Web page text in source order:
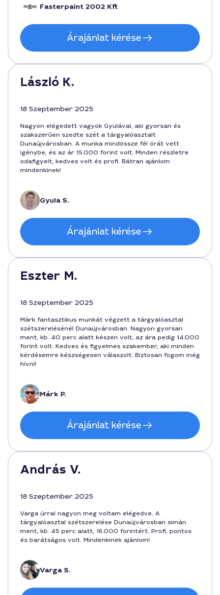
Fasterpaint 2002 Kft
Árajánlat kérése
László K.
18 Szeptember 2025
Nagyon elégedett vagyok Gyulával, aki gyorsan és
szakszerűen szedte szét a tárgyalóasztalt
Dunaújvárosban. A munka mindössze fél órát vett
igénybe, és az ár 15.000 forint volt. Minden részletre
odafigyelt, kedves volt és profi. Bátran ajánlom
mindenkinek!
Gyula S.
Árajánlat kérése
Eszter M.
18 Szeptember 2025
Márk fantasztikus munkát végzett a tárgyalóasztal
szétszerelésénél Dunaújvárosban. Nagyon gyorsan
ment, kb. 40 perc alatt készen volt, az ára pedig 14.000
forint volt. Kedves és figyelmes szakember, aki minden
kérdésemre készségesen válaszolt. Biztosan fogom még
hívni!
Márk P.
Árajánlat kérése
András V.
18 Szeptember 2025
Varga úrral nagyon meg voltam elégedve. A
tárgyalóasztal szétszerelése Dunaújvárosban simán
ment, kb. 45 perc alatt, 16.000 forintért. Profi, pontos
és barátságos volt. Mindenkinek ajánlom!
Varga S.